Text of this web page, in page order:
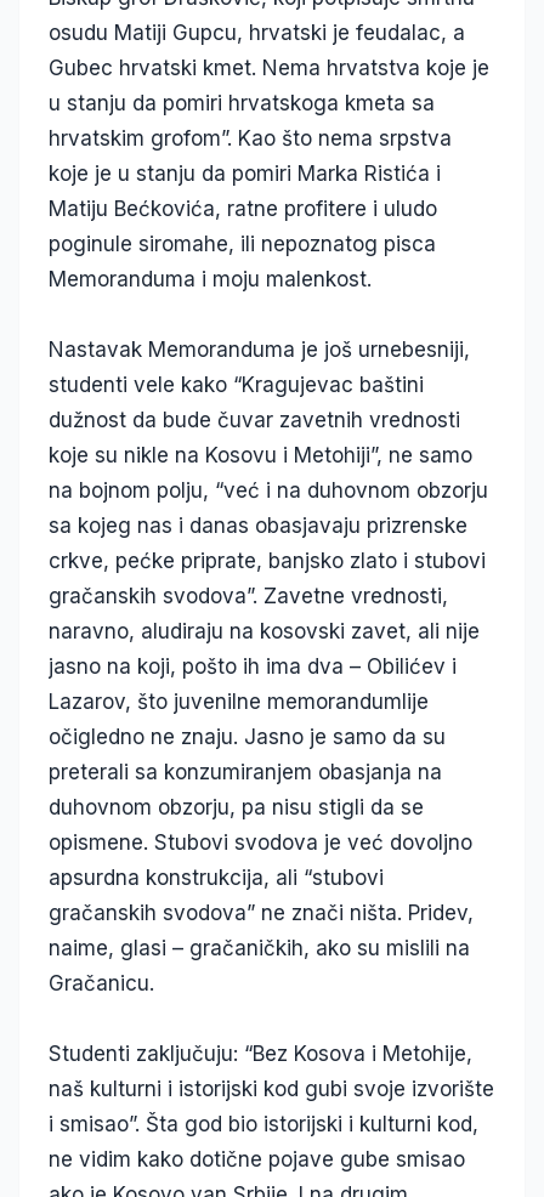
osudu Matiji Gupcu, hrvatski je feudalac, a
Gubec hrvatski kmet. Nema hrvatstva koje je
u stanju da pomiri hrvatskoga kmeta sa
hrvatskim grofom”. Kao što nema srpstva
koje je u stanju da pomiri Marka Ristića i
Matiju Bećkovića, ratne profitere i uludo
poginule siromahe, ili nepoznatog pisca
Memoranduma i moju malenkost.
Nastavak Memoranduma je još urnebesniji,
studenti vele kako “Kragujevac baštini
dužnost da bude čuvar zavetnih vrednosti
koje su nikle na Kosovu i Metohiji”, ne samo
na bojnom polju, “već i na duhovnom obzorju
sa kojeg nas i danas obasjavaju prizrenske
crkve, pećke priprate, banjsko zlato i stubovi
gračanskih svodova”. Zavetne vrednosti,
naravno, aludiraju na kosovski zavet, ali nije
jasno na koji, pošto ih ima dva – Obilićev i
Lazarov, što juvenilne memorandumlije
očigledno ne znaju. Jasno je samo da su
preterali sa konzumiranjem obasjanja na
duhovnom obzorju, pa nisu stigli da se
opismene. Stubovi svodova je već dovoljno
apsurdna konstrukcija, ali “stubovi
gračanskih svodova” ne znači ništa. Pridev,
naime, glasi – gračaničkih, ako su mislili na
Gračanicu.
Studenti zaključuju: “Bez Kosova i Metohije,
naš kulturni i istorijski kod gubi svoje izvorište
i smisao”. Šta god bio istorijski i kulturni kod,
ne vidim kako dotične pojave gube smisao